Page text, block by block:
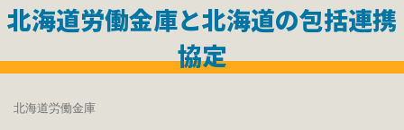
北海道労働金庫と北海道の包括連携
協定
北海道労働金庫